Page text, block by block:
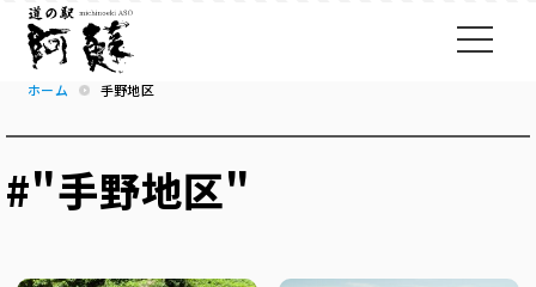
ホーム 手野地区
#"手野地区"